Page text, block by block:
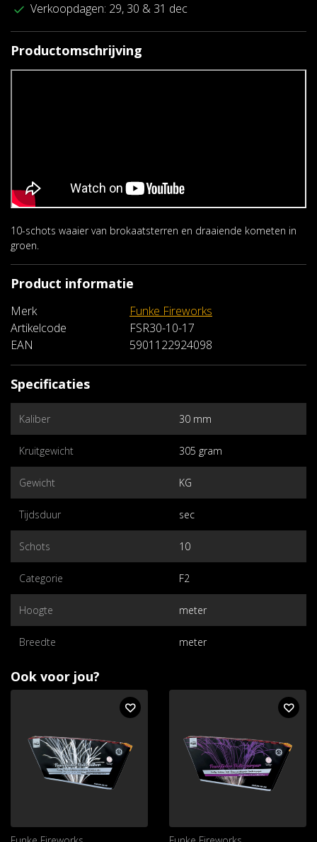
Verkoopdagen: 29, 30 & 31 dec
Productomschrijving
10-schots waaier van brokaatsterren en draaiende kometen in
groen.
Product informatie
Merk
Funke Fireworks
Artikelcode
FSR30-10-17
EAN
5901122924098
Specificaties
Kaliber 30 mm
Kruitgewicht 305 gram
Gewicht KG
Tijdsduur sec
Schots 10
Categorie F2
Hoogte meter
Breedte meter
Ook voor jou?